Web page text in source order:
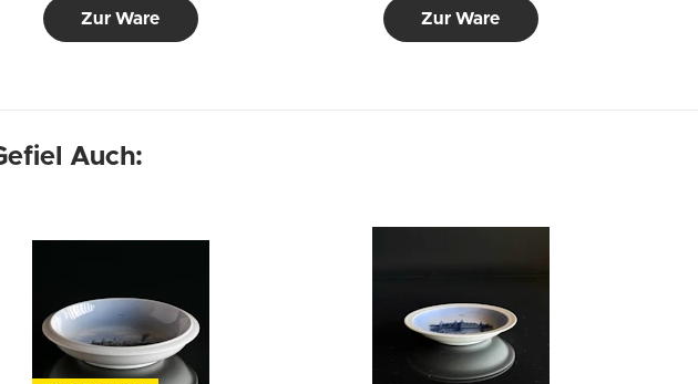
Zur Ware Zur Ware
Auch: